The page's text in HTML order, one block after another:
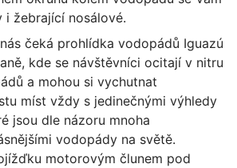
žebrající nosálové.
čeká prohlídka vodopádů Iguazú
kde se návštěvníci ocitají v nitru
a mohou si vychutnat
míst vždy s jedinečnými výhledy
jsou dle názoru mnoha
vodopády na světě.
motorovým člunem pod